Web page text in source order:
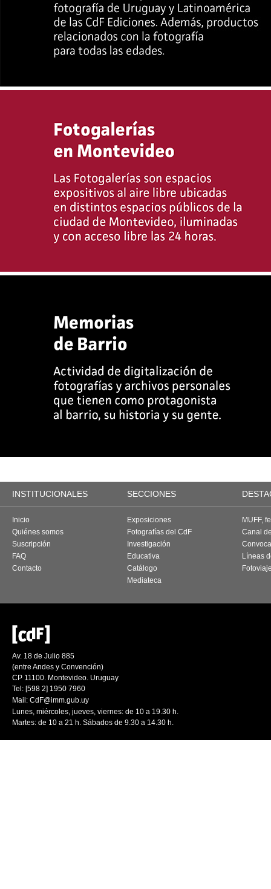
INSTITUCIONALES SECCIONES
Inicio
Quiénes somos
Suscripción
FAQ
Contacto
Exposiciones
Fotografías del CdF
Investigación
Educativa
Catálogo
Mediateca
MUFF,
Canal
Líneas
Av. 18 de Julio 885
(entre Andes y Convención)
CP 11100. Montevideo. Uruguay
Tel: [598 2] 1950 7960
Mail: CdF@imm.gub.uy
Lunes, miércoles, jueves, viernes: de 10 a 19.30 h.
Martes: de 10 a 21 h. Sábados de 9.30 a 14.30 h.